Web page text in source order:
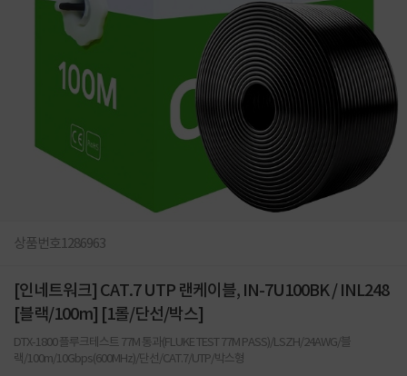
상품번호1286963
[인네트워크] CAT.7 UTP 랜케이블, IN-7U100BK / INL248
[블랙/100m] [1롤/단선/박스]
DTX-1800 플루크테스트 77M 통과(FLUKE TEST 77M PASS)/LSZH/24AWG/블
랙/100m/10Gbps(600MHz)/단선/CAT.7/UTP/박스형